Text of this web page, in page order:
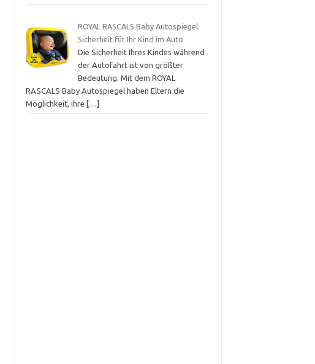
ROYAL RASCALS Baby Autospiegel:
Sicherheit für Ihr Kind im Auto
Die Sicherheit Ihres Kindes während
der Autofahrt ist von größter
Bedeutung. Mit dem ROYAL
RASCALS Baby Autospiegel haben Eltern die
Möglichkeit, ihre […]